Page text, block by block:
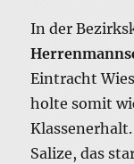
In der
Eintracht
holte somit
Salize, das